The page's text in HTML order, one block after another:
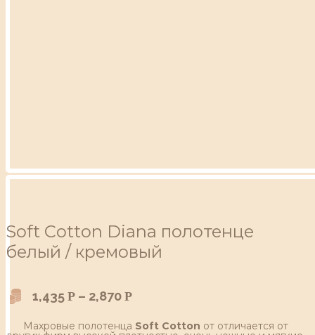
Soft Сotton Diana полотенце
белый / кремовый
1,435 Р – 2,870 Р
Махровые полотенца Soft Сotton от отличается от